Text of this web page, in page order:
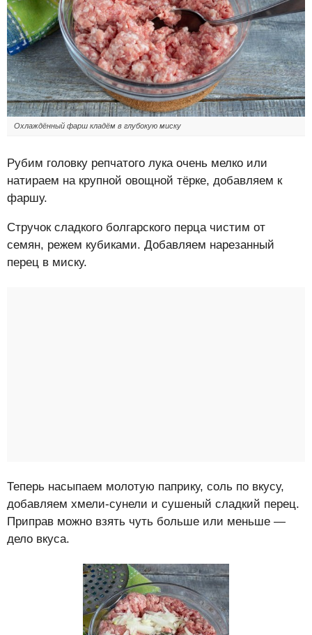
Охлаждённый фарш кладём в глубокую миску
Рубим головку репчатого лука очень мелко или
натираем на крупной овощной тёрке, добавляем к
фаршу.
Стручок сладкого болгарского перца чистим от
семян, режем кубиками. Добавляем нарезанный
перец в миску.
Теперь насыпаем молотую паприку, соль по вкусу,
добавляем хмели-сунели и сушеный сладкий перец.
Приправ можно взять чуть больше или меньше —
дело вкуса.